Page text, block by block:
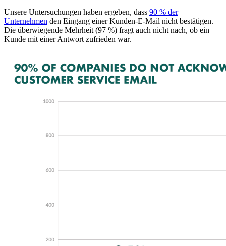
Unsere Untersuchungen haben ergeben, dass 90 % der
Unternehmen den Eingang einer Kunden-E-Mail nicht bestätigen.
Die überwiegende Mehrheit (97 %) fragt auch nicht nach, ob ein
Kunde mit einer Antwort zufrieden war.